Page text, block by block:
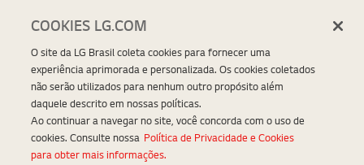
COOKIES LG.COM
O site da LG Brasil coleta cookies para fornecer uma
experiência aprimorada e personalizada. Os cookies coletados
não serão utilizados para nenhum outro propósito além
daquele descrito em nossas políticas.
Ao continuar a navegar no site, você concorda com o uso de
cookies. Consulte nossa Política de Privacidade e Cookies
para obter mais informações.